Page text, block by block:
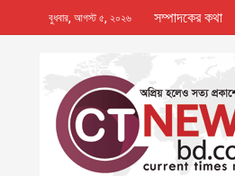
বুধবার, আগস্ট ৫, ২০২৬ সম্পাদকের কথা